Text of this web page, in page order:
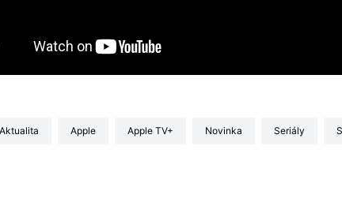
aktualita Apple Apple TV+ Novinka seriály